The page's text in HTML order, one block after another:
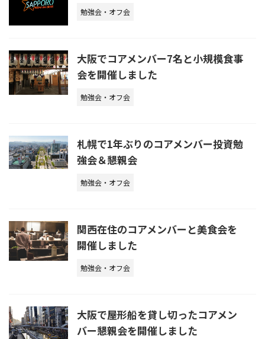
勉強会・オフ会
大阪でコアメンバー7名と小規模食事
会を開催しました
勉強会・オフ会
札幌で1年ぶりのコアメンバー投資勉
強会＆懇親会
勉強会・オフ会
関西在住のコアメンバーと美食会を
開催しました
勉強会・オフ会
大阪で屋形船を貸し切ったコアメン
バー懇親会を開催しました